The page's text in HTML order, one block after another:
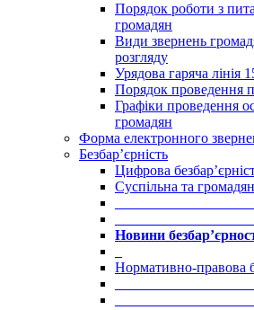
Порядок роботи з
громадян
Види звернень
розгляду
Урядова гаряча лінія
Порядок проведення
Графіки проведення
громадян
Форма електронного
Безбар’єрність
Цифрова
Суспільна та
Новини
Нормативно-правова